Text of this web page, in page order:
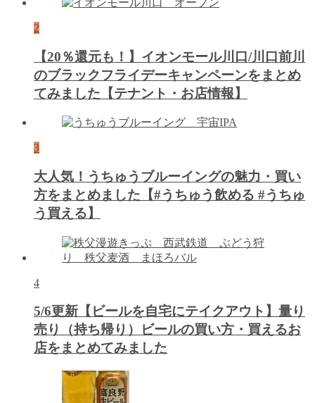
2
【20％還元も！】イオンモール川口/川口前川
のブラックフライデーキャンペーンをまとめ
てみました【テナント・お店情報】
3
大人気！うちゅうブルーイングの魅力・買い
方をまとめました【#うちゅう飲める #うちゅ
う買える】
4
5/6更新【ビールを自宅にテイクアウト】量り
売り（持ち帰り）ビールの買い方・買えるお
店をまとめてみました